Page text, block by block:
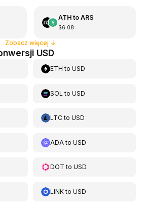
ATHto ARS
$6.08
Zobacz więcej ↓
USD
ETH toUSD
SOL toUSD
LTCtoUSD
ADA toUSD
DOT toUSD
LINKtoUSD